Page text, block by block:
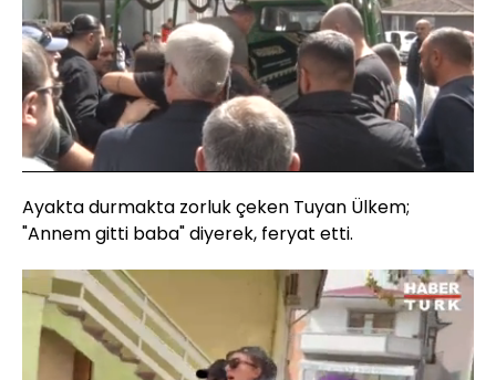
Sesi
Aç
Yüklendi:
14.84%
Oynatma
Hızı
Ayakta durmakta zorluk çeken Tuyan Ülkem;
"Annem gitti baba" diyerek, feryat etti.